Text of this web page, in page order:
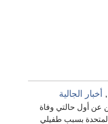
, أخبار الجالية
عن أول حالتي وفاة
بسبب طفيلي